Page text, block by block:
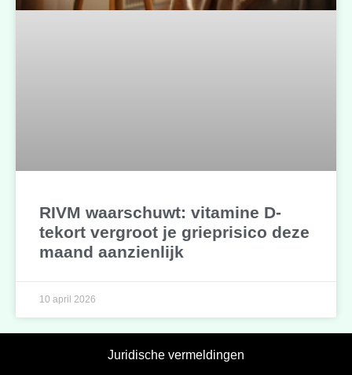
RIVM waarschuwt: vitamine D-
tekort vergroot je grieprisico deze
maand aanzienlijk
10 april 2026
Juridische vermeldingen